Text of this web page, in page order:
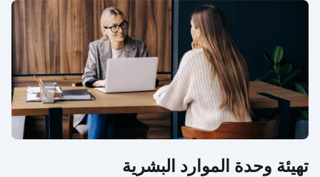
تهيئة وحدة الموارد البشرية